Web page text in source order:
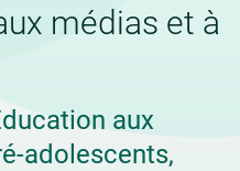
médias et à
aux
adolescents,